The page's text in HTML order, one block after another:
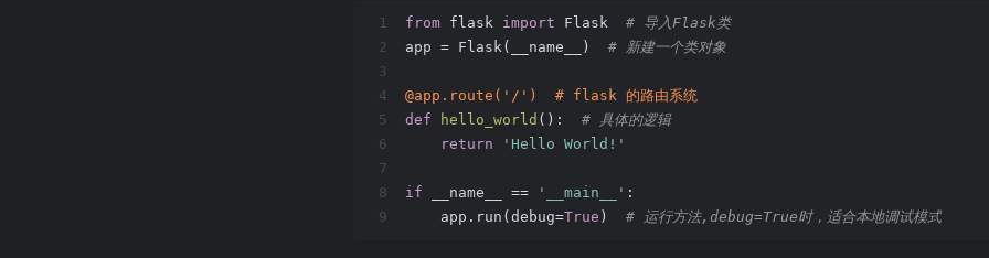
1
2
3
4
5
6
7
8
9
from flask import Flask # 导入Flask类
app = Flask(__name__) # 新建一个类对象
@app.route('/')  # flask 的路由系统
def
hello_world () :
# 具体的逻辑
return
'Hello World!'
if __name__ == '__main__' :
    app.run(debug=
True ) # 运行方法,debug=True时，适合本地调试模式